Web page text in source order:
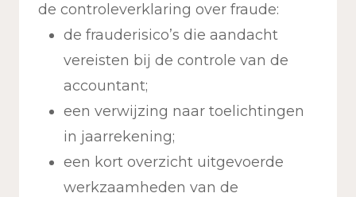
de controleverklaring over fraude:
de frauderisico’s die aandacht
vereisten bij de controle van de
accountant;
een verwijzing naar toelichtingen
in jaarrekening;
een kort overzicht uitgevoerde
werkzaamheden van de